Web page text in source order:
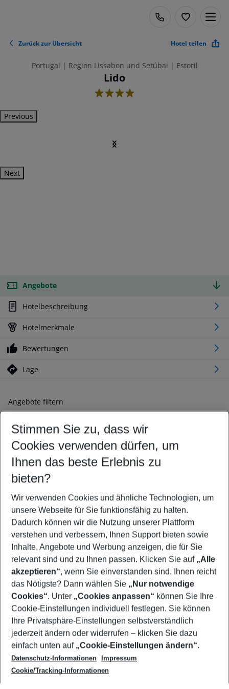
Zurück zur Übersicht Hotel teilen
Portugal | Region Lissabon und Setúbal | Estoril
Lido
4
Previous
Next
Angebote
Hotelbeschreibung
Hotelmerkmale
Bewertungen
Lage
Angebote filtern
Ändern Sie Ihre Kriterien nach Ihren Wünschen
Abflughafen wählen
Beliebiger Abflughafen
Reisezeitraum wählen
08.08.26– 06.08.27 5-8 Nächte
2 Erwachsene Keine Kinder
Mehr Filter anzeigen
Footer
Footer navigation
Über uns
AGB
Cookie-Einstellungen ändern
Cookie-Richtlinie
Datenschutz
Service & Hilfe
Barrierefreies Reisen
Check-in
Folgen Sie uns
Stimmen Sie zu, dass wir
Cookies verwenden dürfen, um
Ihnen das beste Erlebnis zu
bieten?
Wir verwenden Cookies und ähnliche Technologien, um
unsere Webseite für Sie funktionsfähig zu halten.
Dadurch können wir die Nutzung unserer Plattform
verstehen und verbessern, Ihnen Support bieten sowie
Inhalte, Angebote und Werbung anzeigen, die für Sie
relevant sind und zu Ihnen passen. Klicken Sie auf „Alle
akzeptieren“, wenn Sie einverstanden sind. Ihnen reicht
das Nötigste? Dann wählen Sie „Nur notwendige
Cookies“. Unter „Cookies anpassen“ können Sie Ihre
Cookie-Einstellungen individuell festlegen. Sie können
Ihre Privatsphäre-Einstellungen selbstverständlich
jederzeit ändern oder widerrufen – klicken Sie dazu
einfach unten auf „Cookie-Einstellungen ändern“.
Datenschutz-Informationen
Impressum
Cookie/Tracking-Informationen